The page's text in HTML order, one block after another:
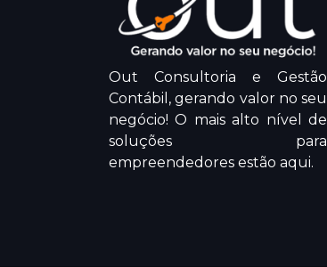
Out Consultoria e Gestão
Contábil, gerando valor no seu
negócio! O mais alto nível de
soluções para
empreendedores estão aqui.